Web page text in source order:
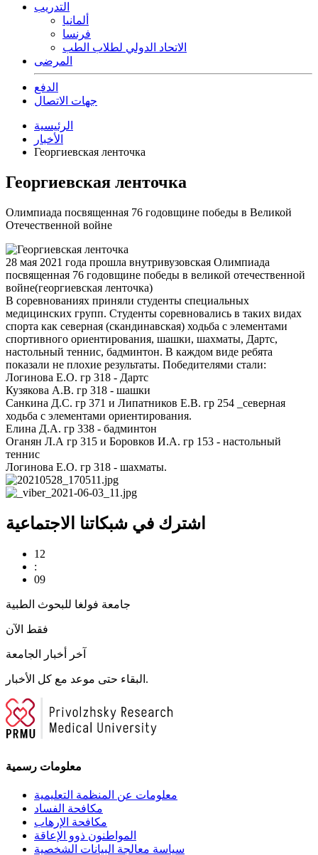
التدريب
ألمانيا
فرنسا
الاتحاد الدولي لطلاب الطب
المرضى
الدفع
جهات الاتصال
الرئيسية
الأخبار
Георгиевская ленточка
Георгиевская ленточка
Олимпиада посвященная 76 годовщине победы в Великой
Отечественной войне
28 мая 2021 года прошла внутривузовская Олимпиада
посвященная 76 годовщине победы в великой отечественной
войне(георгиевская ленточка)
В соревнованиях приняли студенты специальных
медицинских групп. Студенты соревновались в таких видах
спорта как северная (скандинавская) ходьба с элементами
спортивного ориентирования, шашки, шахматы, Дартс,
настольный теннис, бадминтон. В каждом виде ребята
показали не плохие результаты. Победителями стали:
Логинова Е.О. гр 318 - Дартс
Кузякова А.В. гр 318 - шашки
Санкина Д.С. гр 371 и Липатников Е.В. гр 254 _северная
ходьба с элементами ориентирования.
Елина Д.А. гр 338 - бадминтон
Оганян Л.А гр 315 и Боровков И.А. гр 153 - настольный
теннис
Логинова Е.О. гр 318 - шахматы.
اشترك في شبكاتنا الاجتماعية
12
:
09
جامعة فولغا للبحوث الطبية
فقط الآن
آخر أخبار الجامعة
البقاء حتى موعد مع كل الأخبار.
معلومات رسمية
معلومات عن المنظمة التعليمية
مكافحة الفساد
مكافحة الإرهاب
المواطنون ذوو الإعاقة
سياسة معالجة البيانات الشخصية